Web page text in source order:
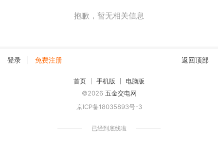
抱歉，暂无相关信息
登录 免费注册 返回顶部
首页 手机版
电脑版
©2026 五金交电网
京ICP备18035893号-3
已经到底线啦